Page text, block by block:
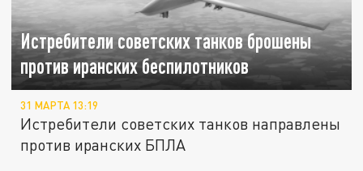
Истребители советских танков брошены
против иранских беспилотников
31 МАРТА 13:19
Истребители советских танков направлены
против иранских БПЛА